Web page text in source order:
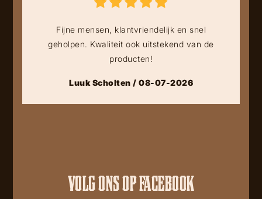
Fijne mensen, klantvriendelijk en snel
geholpen. Kwaliteit ook uitstekend van de
producten!
Luuk Scholten / 08-07-2026
VOLG ONS OP FACEBOOK